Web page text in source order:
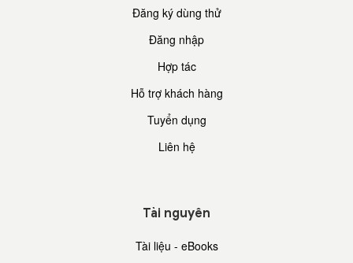
Đăng ký dùng thử
Đăng nhập
Hợp tác
Hỗ trợ khách hàng
Tuyển dụng
Liên hệ
Tài nguyên
Tài liệu - eBooks